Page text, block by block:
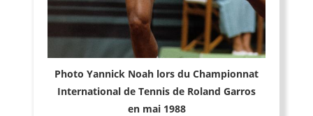
Photo Yannick Noah lors du Championnat
International de Tennis de Roland Garros
en mai 1988